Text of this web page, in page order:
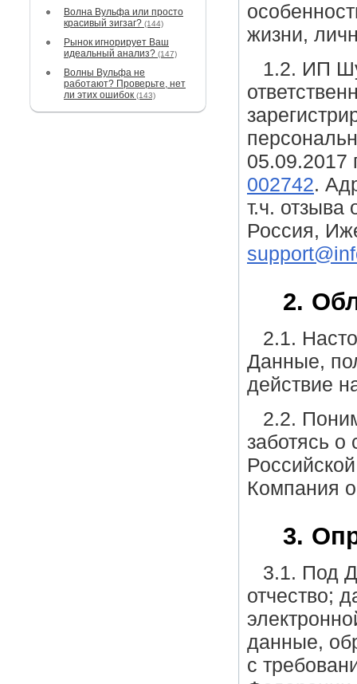
Волна Вульфа или просто
красивый зигзаг? (144)
Рынок игнорирует Ваш
идеальный анализ? (147)
Волны Вульфа не
работают? Проверьте, нет
ли этих ошибок (143)
жизни,
1.2. ИП
05.09.2017
002742.
т.ч.
Россия,
2.
2.1.
Данные,
действие
2.2.
заботясь о
Компания
3.
3.1. Под
отчество;
данные,
с